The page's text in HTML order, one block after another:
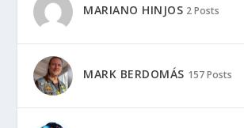
MARIANO HINJOS 2 Posts
MARK BERDOMÁS 157 Posts